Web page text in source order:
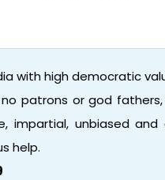
with high democratic
patrons or god
unbiased and
help.